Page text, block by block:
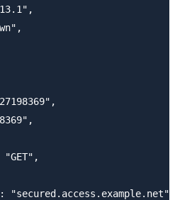
"GET",
"secured.access.example.net",